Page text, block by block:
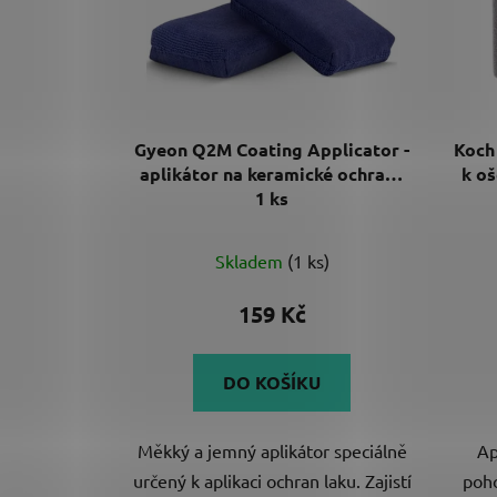
Gyeon Q2M Coating Applicator -
aplikátor na keramické ochrany
1 ks
Skladem (1 ks)
159 Kč
DO KOŠÍKU
Měkký a jemný aplikátor speciálně
určený k aplikaci ochran laku. Zajistí
k